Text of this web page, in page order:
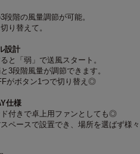
階の風量調節が可能。
り替えて。
設計
と「弱」で送風スタート。
段階風量が調節できます。
がボタン1つで切り替え◎
仕様
付きで卓上用ファンとしても◎
ペースで設置でき、場所を選ばず様